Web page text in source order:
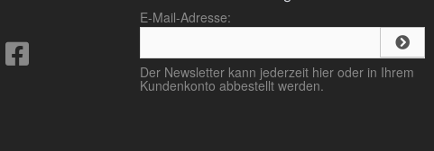
E-Mail-Adresse:
Der Newsletter kann jederzeit hier oder in Ihrem
Kundenkonto abbestellt werden.